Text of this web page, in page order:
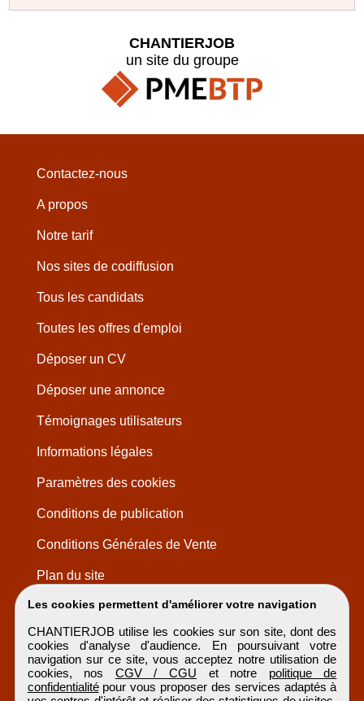
Les cookies permettent d'améliorer votre navigation
CHANTIERJOB utilise les cookies sur son site, dont des
cookies d'analyse d'audience. En poursuivant votre
navigation sur ce site, vous acceptez notre utilisation de
cookies, nos CGV / CGU et notre politique de
confidentialitépour vous proposer des services adaptés à
CHANTIERJOB
un site du groupe
Contactez-nous
A propos
Notre tarif
Nos sites de codiffusion
Tous les candidats
Toutes les offres d'emploi
Déposer un CV
Déposer une annonce
Témoignages utilisateurs
Informations légales
Paramètres des cookies
Conditions de publication
Conditions Générales de Vente
Plan du site